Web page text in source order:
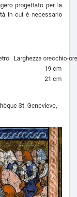
progettato per la
in cui è necessario
Larghezza orecchio-
19 cm
21 cm
St. Genevieve,